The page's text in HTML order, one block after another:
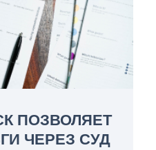
ПОЗВОЛЯЕТ
ЧЕРЕЗ СУД